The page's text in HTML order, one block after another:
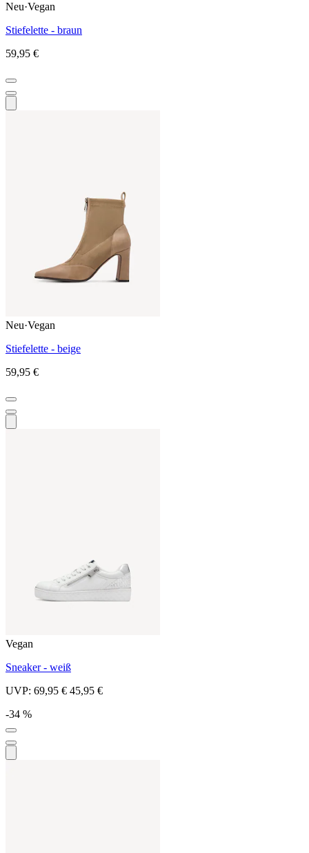
Neu·Vegan
Stiefelette - braun
59,95 €
Neu·Vegan
Stiefelette - beige
59,95 €
Vegan
Sneaker - weiß
UVP: 69,95 € 45,95 €
-34 %